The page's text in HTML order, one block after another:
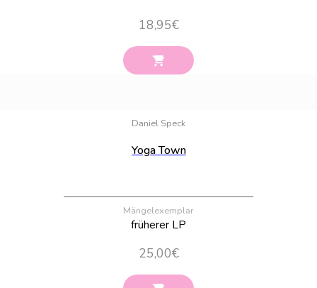
18,95€
Daniel Speck
Yoga Town
Mängelexemplar
früherer LP
25,00€